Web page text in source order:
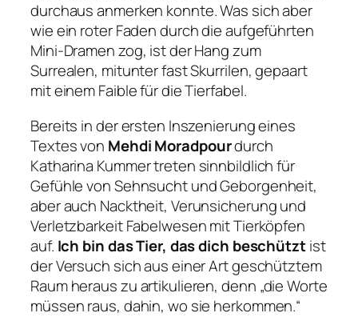
durchaus anmerken konnte. Was sich aber
wie ein roter Faden durch die aufgeführten
Mini-Dramen zog, ist der Hang zum
Surrealen, mitunter fast Skurrilen, gepaart
mit einem Faible für die Tierfabel.
Bereits in der ersten Inszenierung eines
Textes von Mehdi Moradpourdurch
Katharina Kummer treten sinnbildlich für
Gefühle von Sehnsucht und Geborgenheit,
aber auch Nacktheit, Verunsicherung und
Verletzbarkeit Fabelwesen mit Tierköpfen
auf. Ich bin das Tier, das dich beschütztist
der Versuch sich aus einer Art geschütztem
Raum heraus zu artikulieren, denn „die Worte
müssen raus, dahin, wo sie herkommen.“